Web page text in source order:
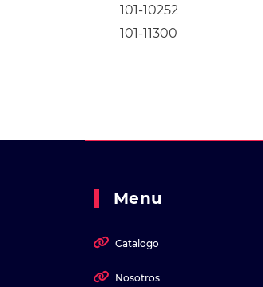
101-10252
101-11300
Menu
Catalogo
Nosotros